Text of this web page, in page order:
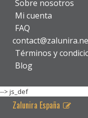
Sobre nosotros
Mi cuenta
FAQ
Términos y
Blog
--> js_def
Zalunira España